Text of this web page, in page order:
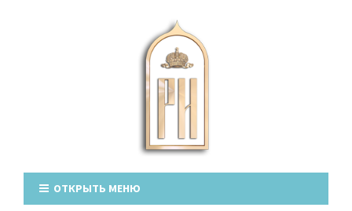
ОТКРЫТЬ МЕНЮ